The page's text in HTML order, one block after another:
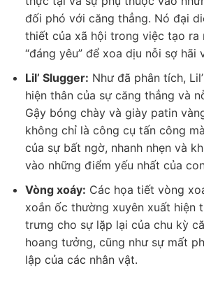
đối phó với căng thẳng. Nó đại
thiết của xã hội trong việc tạo ra
“đáng yêu” để xoa dịu nỗi sợ hãi
Lil’ Slugger: Như đã phân tích,
hiện thân của sự căng thẳng và
Gậy bóng chày và giày patin
không chỉ là công cụ tấn công
của sự bất ngờ, nhanh nhẹn và
vào những điểm yếu nhất của
Vòng xoáy: Các họa tiết vòng
xoắn ốc thường xuyên xuất hiện
trưng cho sự lặp lại của chu kỳ
hoang tưởng, cũng như sự mất
lập của các nhân vật.